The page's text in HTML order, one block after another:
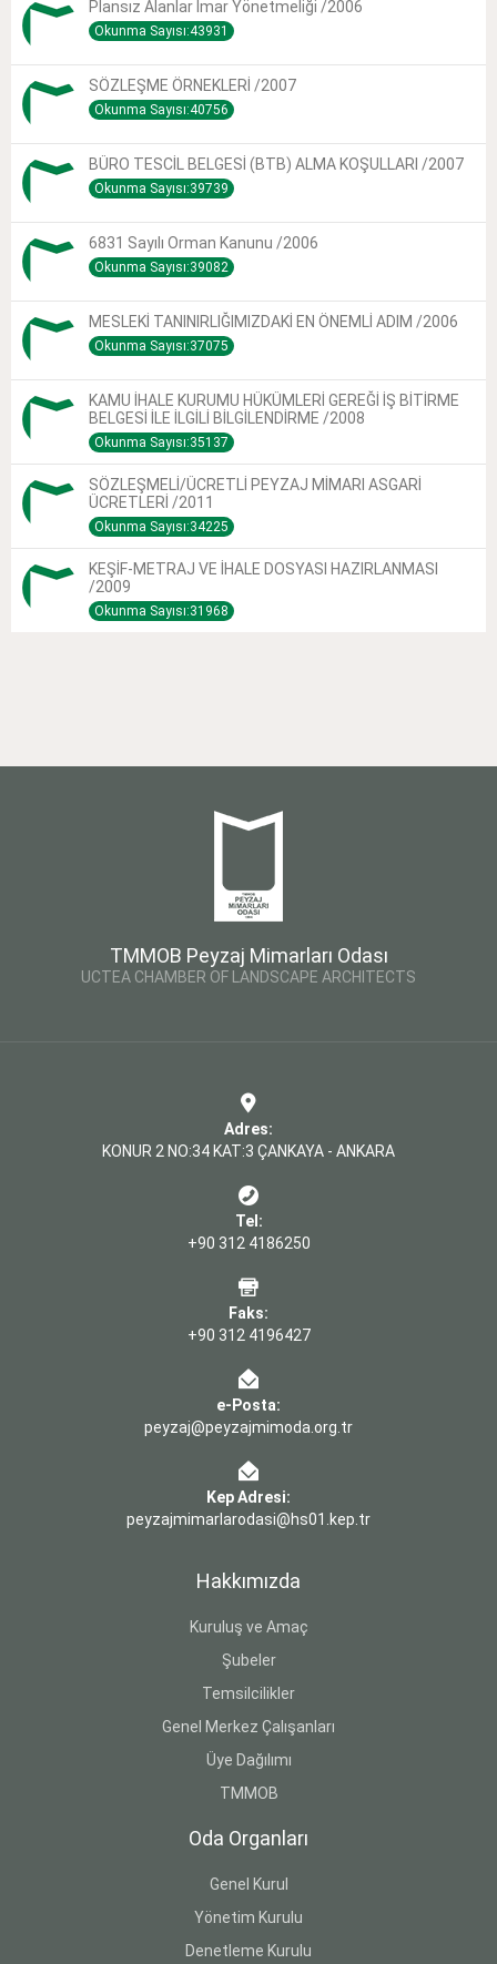
Plansız Alanlar Imar Yönetmeliği /2006
Okunma Sayısı:43931
SÖZLEŞME ÖRNEKLERİ /2007
Okunma Sayısı:40756
BÜRO TESCİL BELGESİ (BTB) ALMA KOŞULLARI /2007
Okunma Sayısı:39739
6831 Sayılı Orman Kanunu /2006
Okunma Sayısı:39082
MESLEKİ TANINIRLIĞIMIZDAKİ EN ÖNEMLİ ADIM /2006
Okunma Sayısı:37075
KAMU İHALE KURUMU HÜKÜMLERİ GEREĞİ İŞ BİTİRME
BELGESİ İLE İLGİLİ BİLGİLENDİRME /2008
Okunma Sayısı:35137
SÖZLEŞMELİ/ÜCRETLİ PEYZAJ MİMARI ASGARİ
ÜCRETLERİ /2011
Okunma Sayısı:34225
KEŞİF-METRAJ VE İHALE DOSYASI HAZIRLANMASI
/2009
Okunma Sayısı:31968
TMMOB Peyzaj Mimarları Odası
UCTEA CHAMBER OF LANDSCAPE ARCHITECTS
Adres:
KONUR 2 NO:34 KAT:3 ÇANKAYA - ANKARA
Tel:
+90 312 4186250
Faks:
+90 312 4196427
e-Posta:
peyzaj@peyzajmimoda.org.tr
Kep Adresi:
peyzajmimarlarodasi@hs01.kep.tr
Hakkımızda
Kuruluş ve Amaç
Şubeler
Temsilcilikler
Genel Merkez Çalışanları
Üye Dağılımı
TMMOB
Oda Organları
Genel Kurul
Yönetim Kurulu
Denetleme Kurulu